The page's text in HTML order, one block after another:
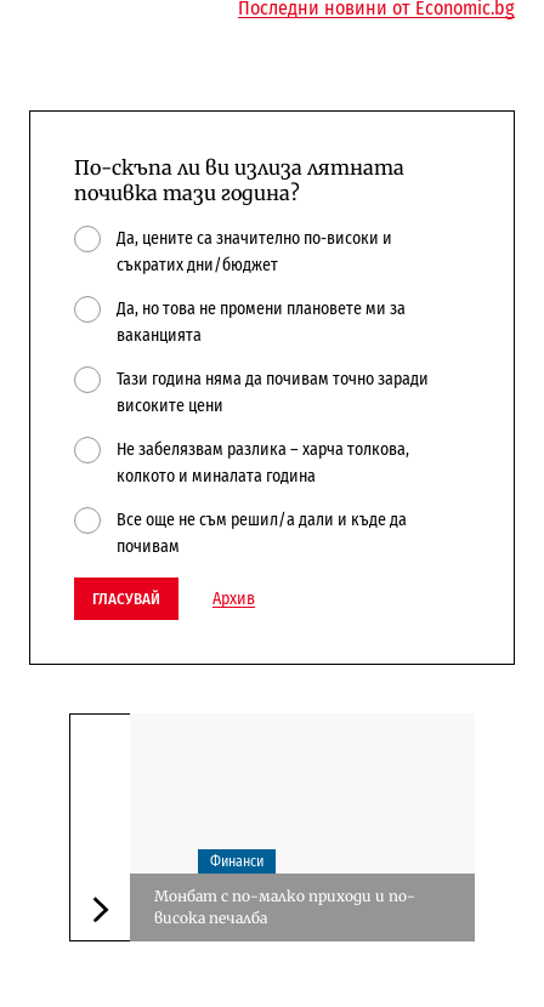
Последни новини от Economic.bg
По-скъпа ли ви излиза лятната
почивка тази година?
Да, цените са значително по-високи и
съкратих дни/бюджет
Да, но това не промени плановете ми за
ваканцията
Тази година няма да почивам точно заради
високите цени
Не забелязвам разлика – харча толкова,
колкото и миналата година
Все още не съм решил/а дали и къде да
почивам
ГЛАСУВАЙ Архив
Следваща новина
Финанси
Монбат с по-малко приходи и по-
висока печалба